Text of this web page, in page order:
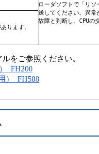
ローダソフトで「リ
送してください。異常
故障と判断し、CPUの
ります。
をご参照ください。
_FH200
）_FH588